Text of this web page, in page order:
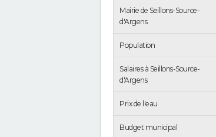
Mairie de Seillons-Source-
d'Argens
Population
Salaires à Seillons-Source-
d'Argens
Prix de l'eau
Budget municipal